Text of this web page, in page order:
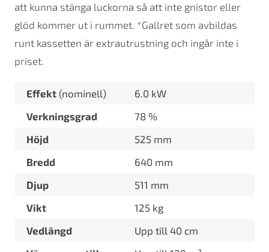
att kunna stänga luckorna så att inte gnistor eller
glöd kommer ut i rummet. *Gallret som avbildas
runt kassetten är extrautrustning och ingår inte i
priset.
Effekt (nominell)
6.0 kW
Verkningsgrad
78 %
Höjd
525 mm
Bredd
640 mm
Djup
511 mm
Vikt
125 kg
Vedlängd
Upp till 40 cm